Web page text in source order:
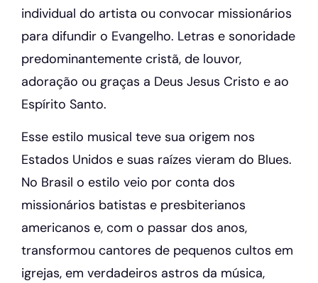
individual do artista ou convocar missionários
para difundir o Evangelho. Letras e sonoridade
predominantemente cristã, de louvor,
adoração ou graças a Deus Jesus Cristo e ao
Espírito Santo.
Esse estilo musical teve sua origem nos
Estados Unidos e suas raízes vieram do Blues.
No Brasil o estilo veio por conta dos
missionários batistas e presbiterianos
americanos e, com o passar dos anos,
transformou cantores de pequenos cultos em
igrejas, em verdadeiros astros da música,